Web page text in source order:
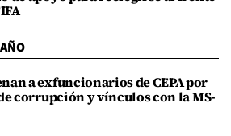
a exfuncionarios de CEPA por
corrupción y vínculos con la MS-